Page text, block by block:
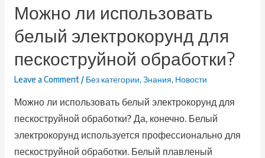
Можно ли использовать
белый электрокорунд для
пескоструйной обработки?
Leave a Comment / Без категории, Знания, Новости
Можно ли использовать белый электрокорунд для
пескоструйной обработки? Да, конечно. Белый
электрокорунд используется профессионально для
пескоструйной обработки. Белый плавленый